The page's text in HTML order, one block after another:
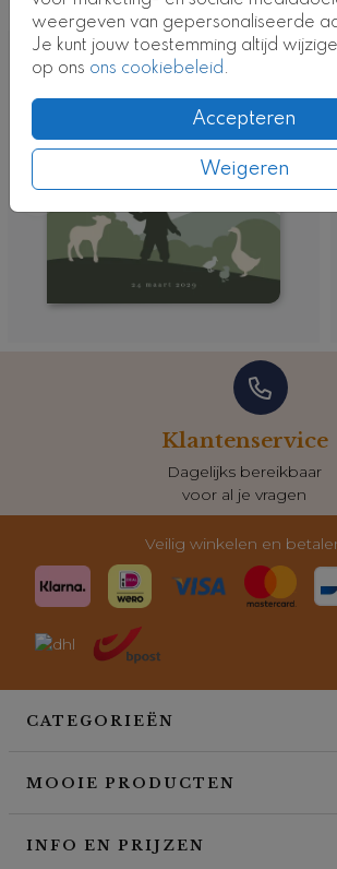
weergeven van gepersonaliseerde
Je kunt jouw toestemming altijd
op ons ons cookiebeleid.
Accepteren
Weigeren
Kaart
Klantenservice
Dagelijks bereikbaar
voor al je vragen
Veilig winkelen en
CATEGORIEËN
MOOIE PRODUCTEN
INFO EN PRIJZEN